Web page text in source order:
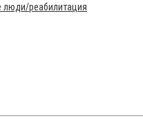
реабилитация